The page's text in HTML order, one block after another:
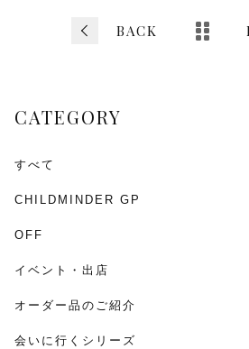
b
BACK
CATEGORY
すべて
CHILDMINDER GP
OFF
イベント・出店
オーダー品のご紹介
会いに行くシリーズ